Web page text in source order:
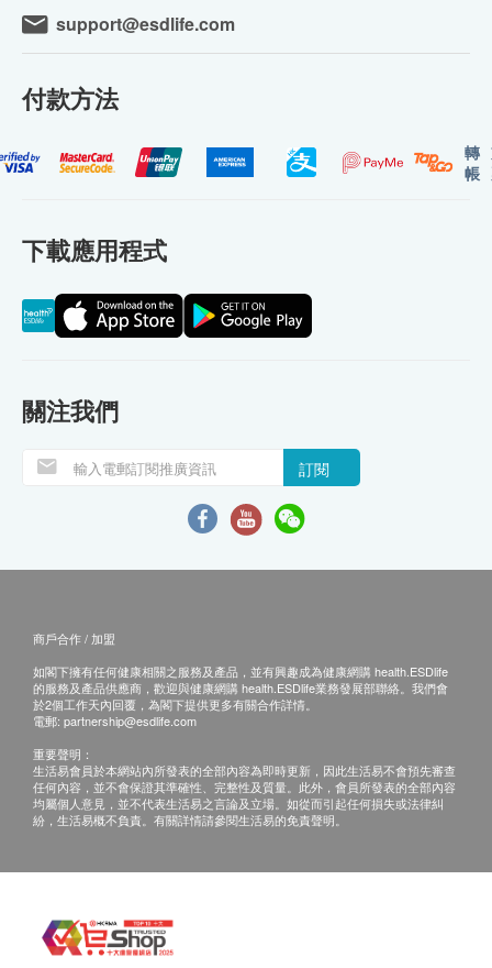
support@esdlife.com
付款方法
轉
帳
下載應用程式
關注我們
訂閱
商戶合作 / 加盟
如閣下擁有任何健康相關之服務及產品，並有興趣成為健康網購 health.ESDlife
的服務及產品供應商，歡迎與健康網購 health.ESDlife業務發展部聯絡。我們會
於2個工作天內回覆，為閣下提供更多有關合作詳情。
電郵: partnership@esdlife.com
重要聲明：
生活易會員於本網站內所發表的全部內容為即時更新，因此生活易不會預先審查
任何內容，並不會保證其準確性、完整性及質量。此外，會員所發表的全部內容
均屬個人意見，並不代表生活易之言論及立場。如從而引起任何損失或法律糾
紛，生活易概不負責。有關詳情請參閱生活易的免責聲明。